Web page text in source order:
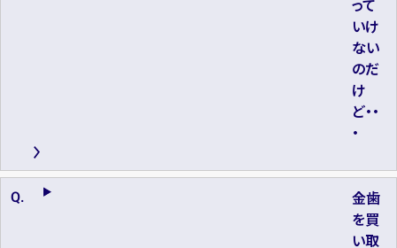
って
いけ
ない
のだ
け
ど・・
・
金歯
を買
い取